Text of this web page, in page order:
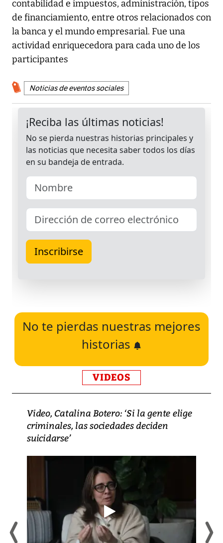
contabilidad e impuestos, administración, tipos
de financiamiento, entre otros relacionados con
la banca y el mundo empresarial. Fue una
actividad enriquecedora para cada uno de los
participantes
Noticias de eventos sociales
No te pierdas nuestras mejores
historias
VIDEOS
Video, Catalina Botero: ‘Si la gente elige
criminales, las sociedades deciden
suicidarse’